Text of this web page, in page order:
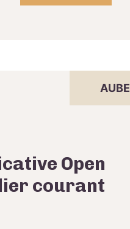
AUBE
Open
courant